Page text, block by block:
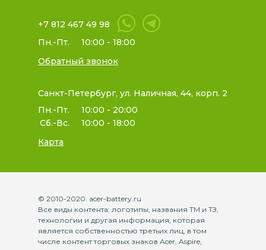
+7 812 467 49 98
Пн.-Пт.
10:00 - 18:00
Обратный звонок
Санкт-Петербург, ул. Наличная, 44, корп. 2
Пн.-Пт.
10:00 - 20:00
Сб.-Вс.
10:00 - 18:00
Карта
© 2010-2020. acer-battery.ru
Все виды контента: логотипы, названия ТМ и ТЗ,
технологии и другая информация, которая
является собственностью третьих лиц, в том
числе контент торговых знаков Acer, Aspire,